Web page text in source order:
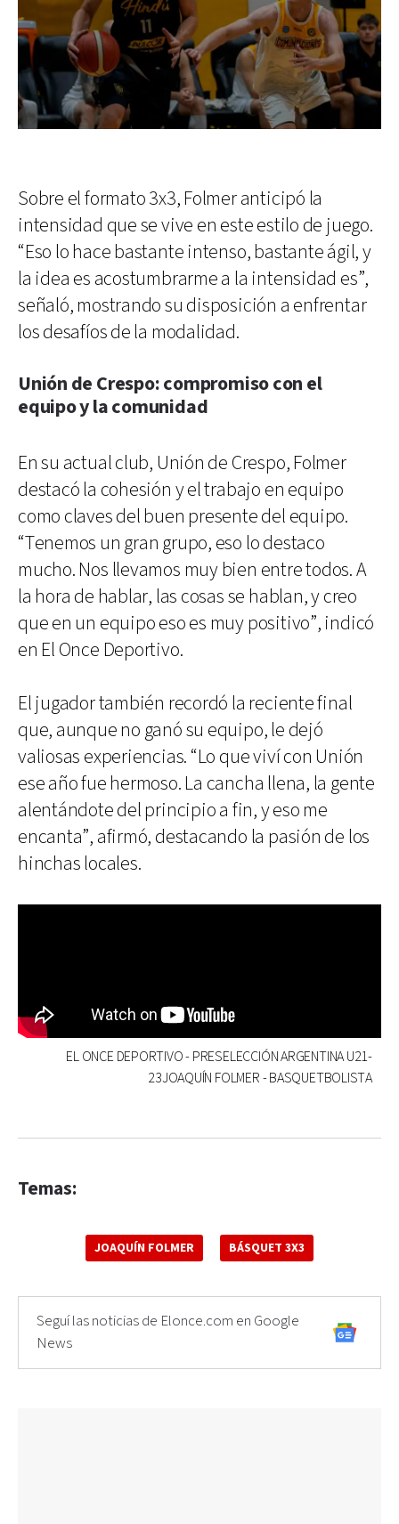
Sobre el formato 3x3, Folmer anticipó la
intensidad que se vive en este estilo de juego.
“Eso lo hace bastante intenso, bastante ágil, y
la idea es acostumbrarme a la intensidad es”,
señaló, mostrando su disposición a enfrentar
los desafíos de la modalidad.
Unión de Crespo: compromiso con el
equipo y la comunidad
En su actual club, Unión de Crespo, Folmer
destacó la cohesión y el trabajo en equipo
como claves del buen presente del equipo.
“Tenemos un gran grupo, eso lo destaco
mucho. Nos llevamos muy bien entre todos. A
la hora de hablar, las cosas se hablan, y creo
que en un equipo eso es muy positivo”, indicó
en El Once Deportivo.
El jugador también recordó la reciente final
que, aunque no ganó su equipo, le dejó
valiosas experiencias. “Lo que viví con Unión
ese año fue hermoso. La cancha llena, la gente
alentándote del principio a fin, y eso me
encanta”, afirmó, destacando la pasión de los
hinchas locales.
EL ONCE DEPORTIVO - PRESELECCIÓN ARGENTINA U21-
23JOAQUÍN FOLMER - BASQUETBOLISTA
Temas:
JOAQUÍN FOLMER BÁSQUET 3X3
Seguí las noticias de Elonce.com en Google
News